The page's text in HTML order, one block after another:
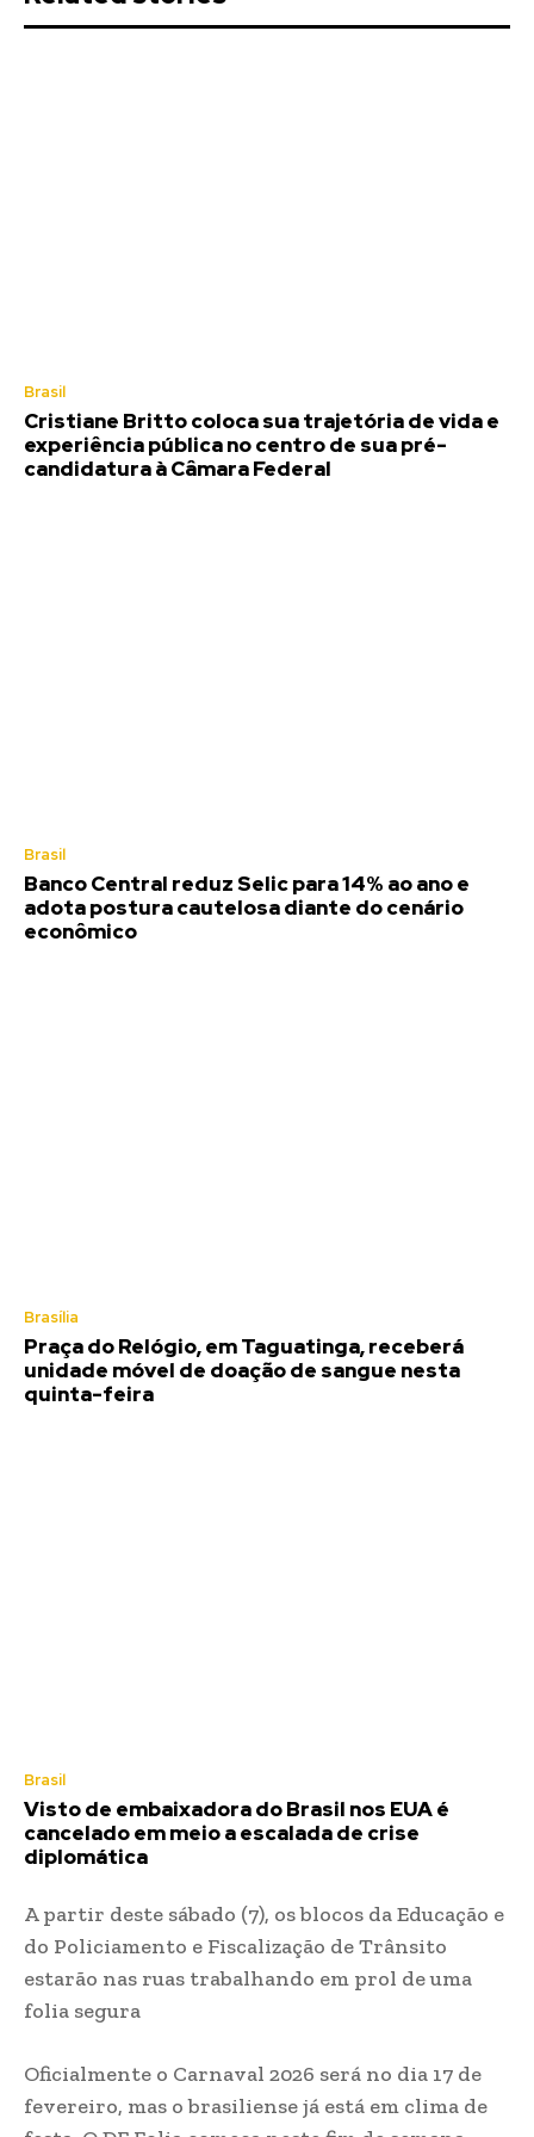
Brasil
Cristiane Britto coloca sua trajetória de vida e
experiência pública no centro de sua pré-
candidatura à Câmara Federal
Brasil
Banco Central reduz Selic para 14% ao ano e
adota postura cautelosa diante do cenário
econômico
Brasília
Praça do Relógio, em Taguatinga, receberá
unidade móvel de doação de sangue nesta
quinta-feira
Brasil
Visto de embaixadora do Brasil nos EUA é
cancelado em meio a escalada de crise
diplomática
A partir deste sábado (7), os blocos da Educação e
do Policiamento e Fiscalização de Trânsito
estarão nas ruas trabalhando em prol de uma
folia segura
Oficialmente o Carnaval 2026 será no dia 17 de
fevereiro, mas o brasiliense já está em clima de